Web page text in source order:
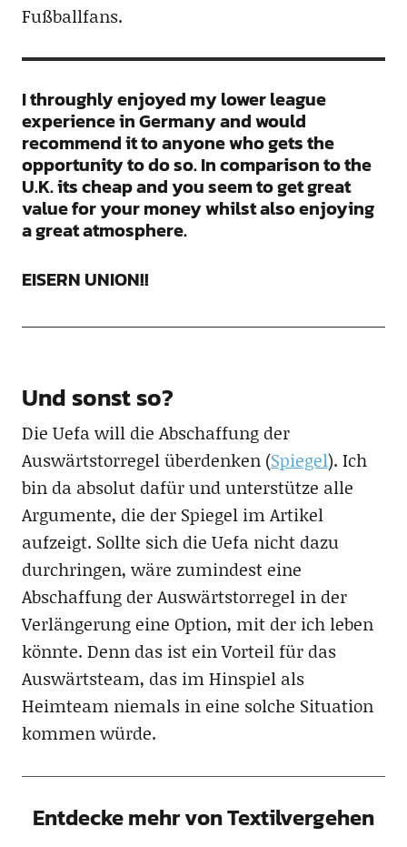
Fußballfans.
I throughly enjoyed my lower league
experience in Germany and would
recommend it to anyone who gets the
opportunity to do so. In comparison to the
U.K. its cheap and you seem to get great
value for your money whilst also enjoying
a great atmosphere.
EISERN UNION!!
Und sonst so?
Die Uefa will die Abschaffung der
Auswärtstorregel überdenken (Spiegel). Ich
bin da absolut dafür und unterstütze alle
Argumente, die der Spiegel im Artikel
aufzeigt. Sollte sich die Uefa nicht dazu
durchringen, wäre zumindest eine
Abschaffung der Auswärtstorregel in der
Verlängerung eine Option, mit der ich leben
könnte. Denn das ist ein Vorteil für das
Auswärtsteam, das im Hinspiel als
Heimteam niemals in eine solche Situation
kommen würde.
Entdecke mehr von Textilvergehen